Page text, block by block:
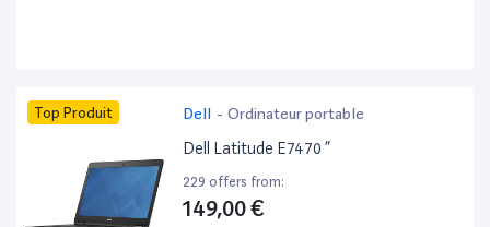
Top Produit Dell - Ordinateur portable
Dell Latitude E7470 ”
229 offers from:
149,00 €